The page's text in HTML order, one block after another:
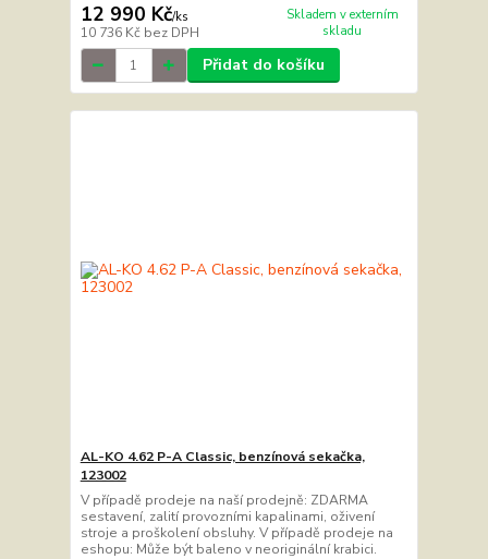
12 990 Kč/ks
10 736 Kč bez DPH
Skladem v externím
skladu
Přidat do košíku
AL-KO 4.62 P-A Classic, benzínová sekačka,
123002
V případě prodeje na naší prodejně: ZDARMA
sestavení, zalití provozními kapalinami, oživení
stroje a proškolení obsluhy. V případě prodeje na
eshopu: Může být baleno v neoriginální krabici.